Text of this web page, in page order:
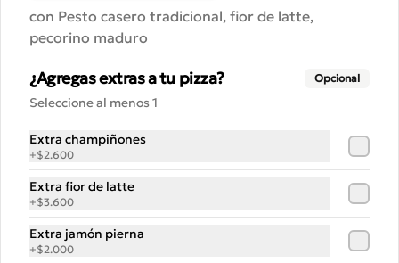
perejil y romezco de zanahoria .
Pomodoro, burrata fresca, rúcula,
prosciutto, reducción aceto balsámico,
con Pesto casero tradicional, fior de latte,
pecorino maduro
¿Agregas extras a tu pizza? Opcional
Seleccione al menos 1
Extra champiñones
+$2.600
Extra fior de latte
+$3.600
Extra jamón pierna
+$2.000